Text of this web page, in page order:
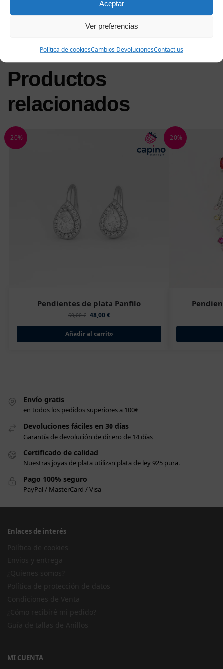
Aceptar
Ver preferencias
Política de cookiesCambios DevolucionesContact us
acompañados de un certificado de calidad, listos para aportar
un toque de brillo y una generosa dosis de sofisticación a su
Productos
relacionados
-20%
Pendientes de plata Panfilo
60,00€ 48,00€
Añadir al carrito
-20%
Envío gratis
en todos los pedidos superiores a 100€
Devoluciones fáciles en 30 días
Garantía de devolución de dinero de 14 días
Certificado de calidad
Nuestras joyas de plata utilizan plata de ley 925 pura.
Pago 100% seguro
PayPal / MasterCard / Visa
Enlaces de interés
MI CUENTA